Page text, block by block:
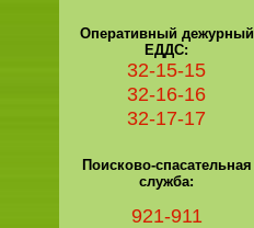
Оперативный дежурный
ЕДДС:
32-15-15
32-16-16
32-17-17
Поисково-спасательная
служба:
921-911